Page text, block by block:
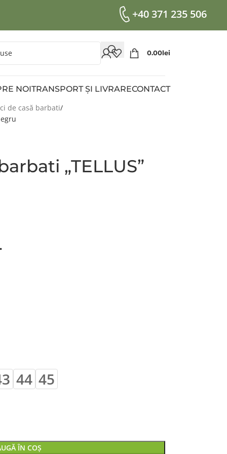
+40 371 235 506
0.00Lei
NOITRANSPORT ȘI LIVRARECONTACT
de casă barbati
„TELLUS”
44 45
ÎN COȘ